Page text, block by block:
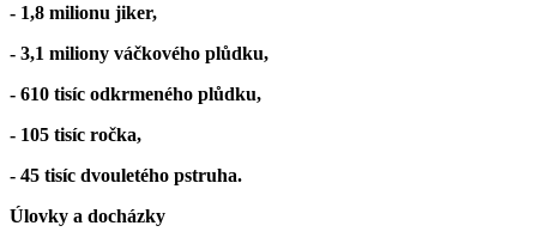
- 1,8 milionu jiker,
- 3,1 miliony váčkového plůdku,
- 610 tisíc odkrmeného plůdku,
- 105 tisíc ročka,
- 45 tisíc dvouletého pstruha.
Úlovky a docházky